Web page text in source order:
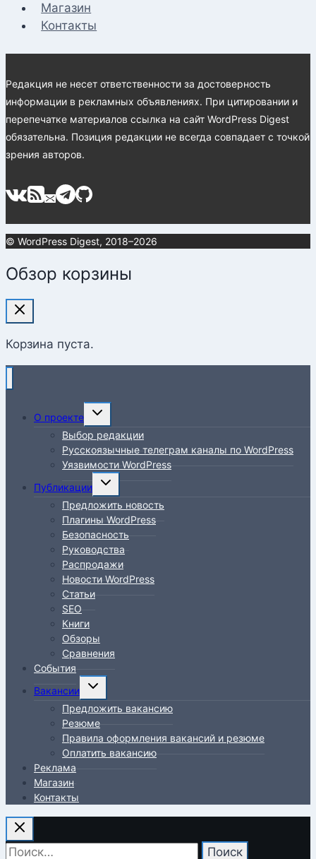
Магазин
Контакты
Редакция не несет ответственности за достоверность
информации в рекламных объявлениях. При цитировании и
перепечатке материалов ссылка на сайт WordPress Digest
обязательна. Позиция редакции не всегда совпадает с точкой
зрения авторов.
© WordPress Digest, 2018–2026
Обзор корзины
Корзина пуста.
О проекте
Переключить
дочернее
меню
Выбор редакции
Русскоязычные телеграм каналы по WordPress
Уязвимости WordPress
Публикации
Переключить
дочернее
меню
Предложить новость
Плагины WordPress
Безопасность
Руководства
Распродажи
Новости WordPress
Статьи
SEO
Книги
Обзоры
Сравнения
События
Вакансии
Переключить
дочернее
меню
Предложить вакансию
Резюме
Правила оформления вакансий и резюме
Оплатить вакансию
Реклама
Магазин
Контакты
Найти: